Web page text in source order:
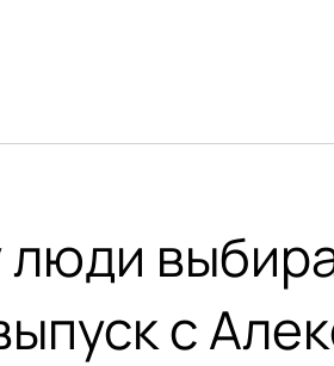
с